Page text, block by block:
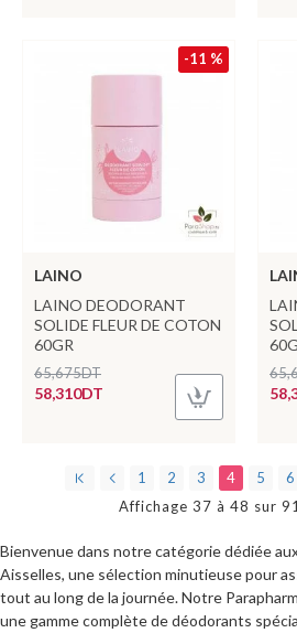
-11 %
LAINO
LAINO DEODORANT
SOLIDE FLEUR DE COTON
60GR
58,310DT
65,675DT
1 2 3 4 5 6
Affichage 37 à 48 sur
Bienvenue dans notre catégorie dédiée
Aisselles, une sélection minutieuse pour
tout au long de la journée. Notre
une gamme complète de déodorants